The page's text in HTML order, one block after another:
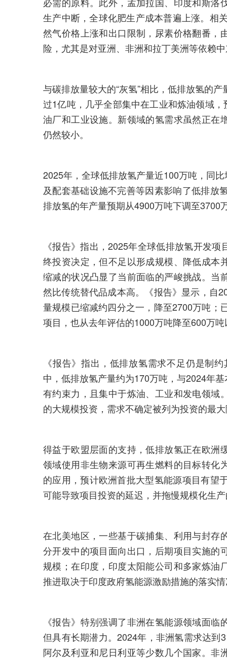
生产中断，全球化肥生产成本普遍上涨。相
然气价格上涨和出口限制，尿素价格翻番，
险，尤其是对亚洲、非洲和拉丁美洲等依赖
与碳排放量较大的“灰氢”相比，低排放氢的
过1亿吨，几乎全部集中在工业和炼油领域
油厂和工业设施。新领域的氢需求虽然正在
仍然较小。
2025年，全球低排放氢产量近100万吨，同
及配套基础设施不完善等因素影响了低排放
排放氢的年产量预期从4900万吨下调至3700
《报告》指出，2025年全球低排放氢开发
终投资决定，但不足以形成规模、降低成本
缩减的状况凸显了当前面临的严峻挑战。当
然比传统替代品成本高。《报告》显示，自
量规模已缩减约四分之一，降至2700万吨；
项目，也从去年评估的1000万吨降至600万
《报告》指出，低排放氢需求不足仍是制
中，低排放氢产量约为170万吨，与2024年
有约束力，且集中于炼油、工业和发电领域
的大规模投资，需求不确定被列为投资的最
得益于欧盟层面的支持，低排放氢正在欧洲
领域使用非生物来源可再生燃料的目标转化
的应用，预计欧洲首批大型氢能源项目有望
可能导致项目投资的延迟，并拖慢规模化生
在北美地区，一些基于碳捕集、利用与封存
分开发中的项目面向出口，后期项目实施的
规模；在印度，印度太阳能公司和多家炼油
推进取决于印度政府氢能源激励措施的落实
《报告》特别强调了非洲在氢能源领域面
但具有长期潜力。2024年，非洲氢需求达
阿尔及利亚和尼日利亚等少数几个国家。非